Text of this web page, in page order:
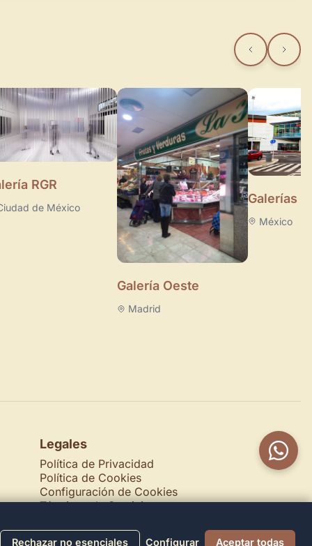
RGR
de México
Galería Oeste
Madrid
Galerías
México
Legales
Política de Privacidad
Política de Cookies
Configuración de Cookies
Términos de Servicio
Rechazar no esenciales Configurar Aceptar todas